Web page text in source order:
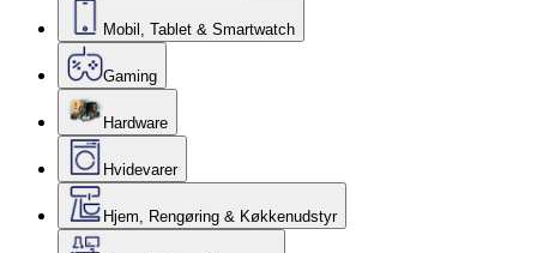
Mobil, Tablet & Smartwatch
Gaming
Hardware
Hvidevarer
Hjem, Rengøring & Køkkenudstyr